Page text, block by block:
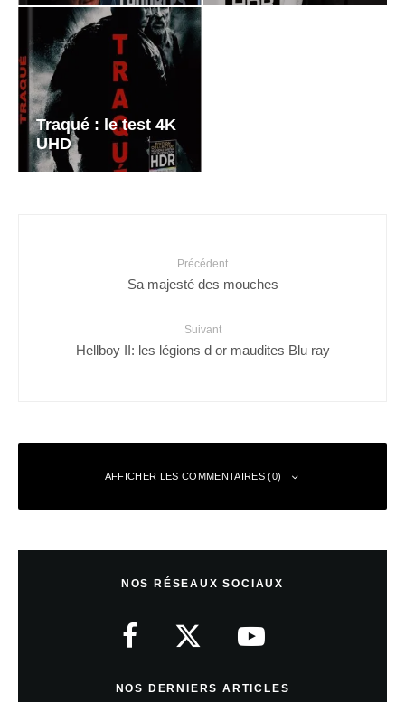
Traqué : le test 4K
UHD
Précédent
Sa majesté des mouches
Suivant
Hellboy II: les légions d or maudites Blu ray
AFFICHER LES COMMENTAIRES (0)
NOS RÉSEAUX SOCIAUX
NOS DERNIERS ARTICLES